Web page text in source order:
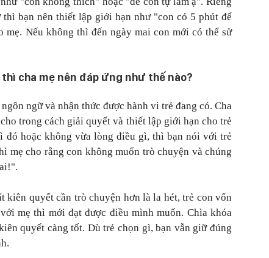
bạn nên thiết lập giới hạn như "con có 5 phút để
Nếu không thì đến ngày mai con mới có thể sử
cha mẹ nên đáp ứng như thế nào?
ngữ và nhận thức được hành vi trẻ đang có. Cha
trong cách giải quyết và thiết lập giới hạn cho trẻ
hoặc không vừa lòng điều gì, thì bạn nói với trẻ
mẹ cho rằng con không muốn trò chuyện và chúng
kiên quyết cần trò chuyện hơn là la hét, trẻ con vốn
mẹ thì mới đạt được điều mình muốn. Chìa khóa
quyết càng tốt. Dù trẻ chọn gì, bạn vẫn giữ đúng